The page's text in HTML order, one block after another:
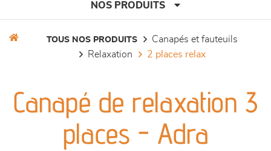
NOS PRODUITS
séjours
meubles de complément
TOUS NOS PRODUITS
canapés et fauteuils
relaxation
2 places relax
Canapé de relaxation 3
places - Adra